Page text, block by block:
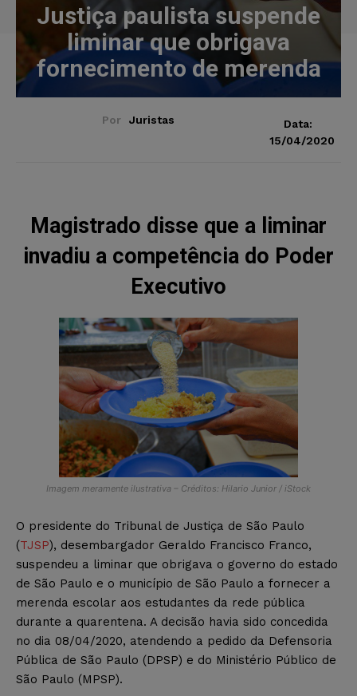
Justiça paulista suspende
liminar que obrigava
fornecimento de merenda
Por Juristas
Data:
15/04/2020
Magistrado disse que a liminar
invadiu a competência do Poder
Executivo
Imagem meramente ilustrativa – Créditos: Hilario Junior / iStock
O presidente do Tribunal de Justiça de São Paulo
(TJSP), desembargador Geraldo Francisco Franco,
suspendeu a liminar que obrigava o governo do estado
de São Paulo e o município de São Paulo a fornecer a
merenda escolar aos estudantes da rede pública
durante a quarentena. A decisão havia sido concedida
no dia 08/04/2020, atendendo a pedido da Defensoria
Pública de São Paulo (DPSP) e do Ministério Público de
São Paulo (MPSP).